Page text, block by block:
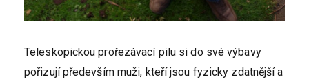
Teleskopickou prořezávací pilu si do své výbavy
pořizují především muži, kteří jsou fyzicky zdatnější a